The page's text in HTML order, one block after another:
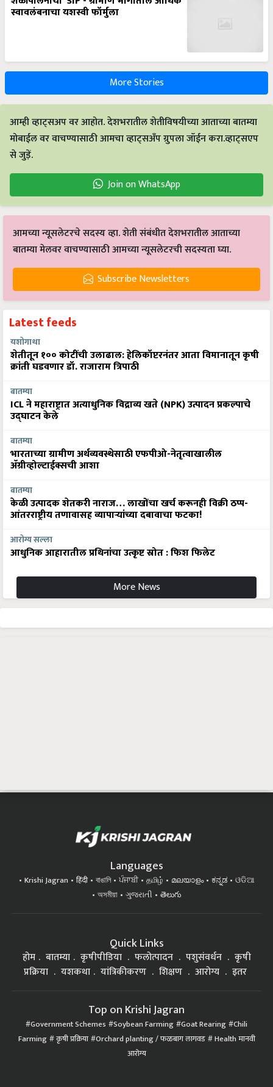
स्वावलंबनाचा यशस्वी फॉर्मुला
More Stories
आम्ही व्हाट्सअप वर आहोत. देशभरातील शेतीविषयीच्या आताच्या बातम्या
मोबाईल वर वाचण्यासाठी आमचा व्हाट्सअँप ग्रुपला जॉईन करा.व्हाट्सएप
से जुड़ें.
Join on WhatsApp
आमच्या न्यूसलेटरचे सदस्य व्हा. शेती संबंधीत देशभरातील आताच्या
बातम्या मेलवर वाचण्यासाठी आमच्या न्यूसलेटरची सदस्यता घ्या.
Subscribe Newsletters
Latest feeds
यशोगाथा
शेतीतून १०० कोटींची उलाढाल: हेलिकॉप्टरनंतर आता विमानातून कृषी
क्रांती घडवणार डॉ. राजाराम त्रिपाठी
बातम्या
ICL ने महाराष्ट्रात अत्याधुनिक विद्राव्य खते (NPK) उत्पादन प्रकल्पाचे
उद्घाटन केले
बातम्या
भारताच्या ग्रामीण अर्थव्यवस्थेसाठी एफपीओ-नेतृत्वाखालील
अ‍ॅग्रीव्होल्टाईक्सची आशा
बातम्या
केळी उत्पादक शेतकरी नाराज… लाखोंचा खर्च करूनही विक्री ठप्प-
आंतरराष्ट्रीय तणावासह व्यापाऱ्यांच्या दबावाचा फटका!
आरोग्य सल्ला
आधुनिक आहारातील प्रथिनांचा उत्कृष्ट स्रोत : फिश फिलेट
More News
Languages
Krishi Jagran हिंदी বাঙালি ਪੰਜਾਬੀ தமிழ் മലയാളം ಕನ್ನಡ
ଓଡିଆ
অসমীয়া
ગુજરાતી తెలుగు
Quick Links
होम बातम्या कृषीपीडिया फलोत्पादन पशुसंवर्धन
कृषी
प्रक्रिया
यशकथा यांत्रिकीकरण शिक्षण आरोग्य इतर
Top on Krishi Jagran
Government Schemes Soybean Farming Goat Rearing Chili
Farming कृषी प्रक्रिया Orchard planting / फळबाग लागवड Health मानवी
आरोग्य